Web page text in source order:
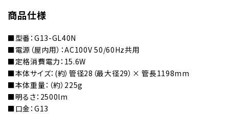
商品仕様
■型番：G13-GL40N
■電源（屋内用）：AC100V 50/60Hz共用
■定格消費電力：15.6W
■本体サイズ：(約）管径28（最大径29）× 管長1198mm
■本体重量：（約）225g
■明るさ：2500lm
■口金：G13